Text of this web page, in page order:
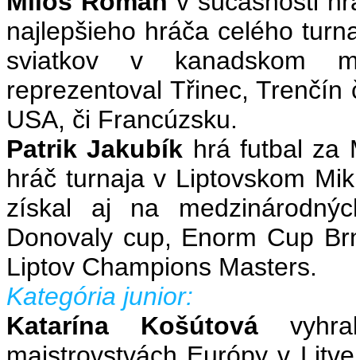
najlepšieho hráča celého
sviatkov v kanadskom
reprezentoval Třinec,
USA, či Francúzsku.
Patrik Jakubík hrá futbal za
hráč turnaja v Liptovskom
získal aj na
Donovaly cup, Enorm Cup
Liptov Champions Masters.
Kategória junior:
Katarína Košútová